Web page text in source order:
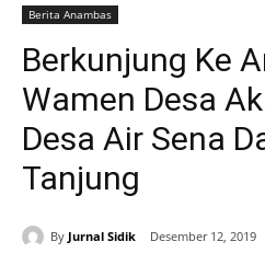
Berita Anambas
Berkunjung Ke
Wamen Desa
Desa Air Sena
Tanjung
By Jurnal Sidik Desember 12, 2019